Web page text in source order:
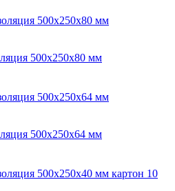
500x250x80 мм
500x250x64 мм